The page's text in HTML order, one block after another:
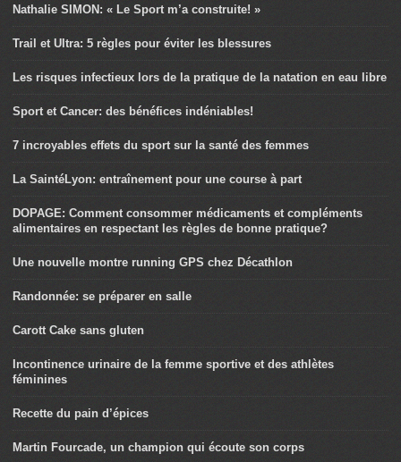
Nathalie SIMON: « Le Sport m’a construite! »
Trail et Ultra: 5 règles pour éviter les blessures
Les risques infectieux lors de la pratique de la natation en eau libre
Sport et Cancer: des bénéfices indéniables!
7 incroyables effets du sport sur la santé des femmes
La SaintéLyon: entraînement pour une course à part
DOPAGE: Comment consommer médicaments et compléments
alimentaires en respectant les règles de bonne pratique?
Une nouvelle montre running GPS chez Décathlon
Randonnée: se préparer en salle
Carott Cake sans gluten
Incontinence urinaire de la femme sportive et des athlètes
féminines
Recette du pain d’épices
Martin Fourcade, un champion qui écoute son corps